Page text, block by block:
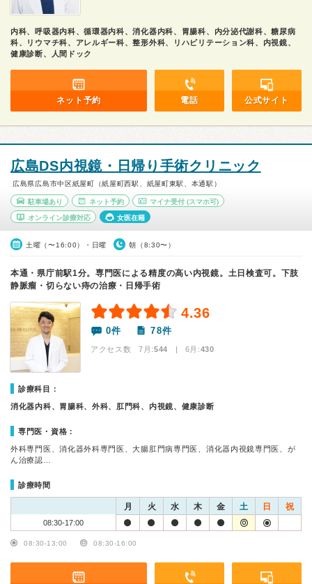
内科、呼吸器内科、循環器内科、消化器内科、胃腸科、内分泌代謝科、糖尿病
科、リウマチ科、アレルギー科、整形外科、リハビリテーション科、内視鏡、
健康診断、人間ドック
ネット予約 電話 公式サイト
広島DS内視鏡・日帰り手術クリニック
広島県広島市中区紙屋町（紙屋町西駅、紙屋町東駅、本通駅）
駐車場あり ネット予約 マイナ受付 (スマホ可)
オンライン診療対応 女医在籍
土曜（〜16:00）・日曜 朝（8:30〜）
本通・県庁前駅1分。専門医による精度の高い内視鏡。土日検査可。下肢
静脈瘤・切らない痔の治療・日帰手術
4.36
0件 78件
アクセス数 7月:544 | 6月:430
診療科目：
消化器内科、胃腸科、外科、肛門科、内視鏡、健康診断
専門医・資格：
外科専門医、消化器外科専門医、大腸肛門病専門医、消化器内視鏡専門医、が
ん治療認…
診療時間
月 火 水 木 金 土 日 祝
08:30-17:00
08:30-13:00 08:30-16:00